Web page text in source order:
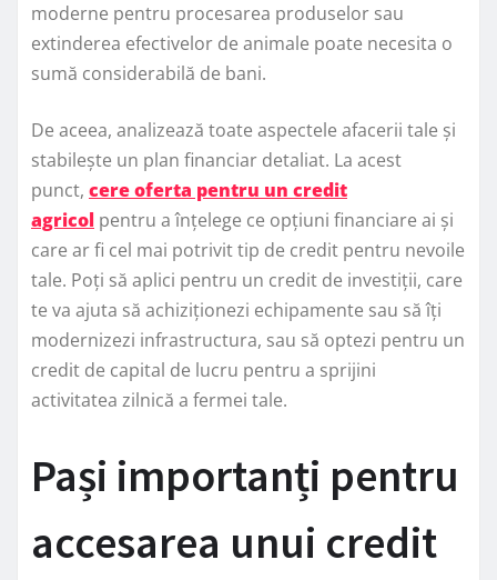
moderne pentru procesarea produselor sau
extinderea efectivelor de animale poate necesita o
sumă considerabilă de bani.
De aceea, analizează toate aspectele afacerii tale și
stabilește un plan financiar detaliat. La acest
punct, cere oferta pentru un credit
agricol pentru a înțelege ce opțiuni financiare ai și
care ar fi cel mai potrivit tip de credit pentru nevoile
tale. Poți să aplici pentru un credit de investiții, care
te va ajuta să achiziționezi echipamente sau să îți
modernizezi infrastructura, sau să optezi pentru un
credit de capital de lucru pentru a sprijini
activitatea zilnică a fermei tale.
Pași importanți pentru
accesarea unui credit